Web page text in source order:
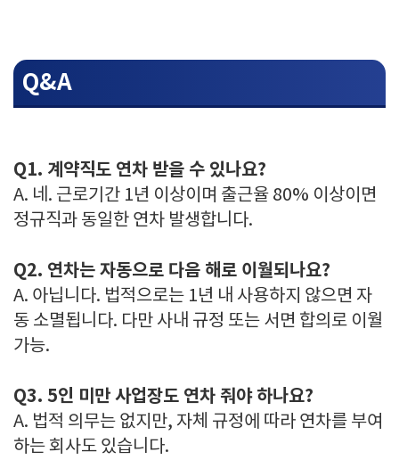
Q&A
Q1. 계약직도 연차 받을 수 있나요?
A. 네. 근로기간 1년 이상이며 출근율 80% 이상이면
정규직과 동일한 연차 발생합니다.
Q2. 연차는 자동으로 다음 해로 이월되나요?
A. 아닙니다. 법적으로는 1년 내 사용하지 않으면 자
동 소멸됩니다. 다만 사내 규정 또는 서면 합의로 이월
가능.
Q3. 5인 미만 사업장도 연차 줘야 하나요?
A. 법적 의무는 없지만, 자체 규정에 따라 연차를 부여
하는 회사도 있습니다.